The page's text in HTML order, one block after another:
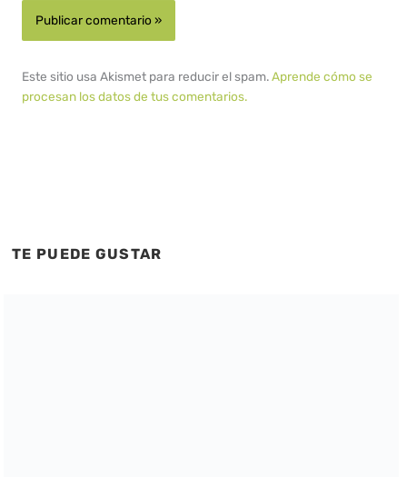
Este sitio usa Akismet para reducir el spam.Aprende cómo se
procesan los datos de tus comentarios.
TE PUEDE GUSTAR